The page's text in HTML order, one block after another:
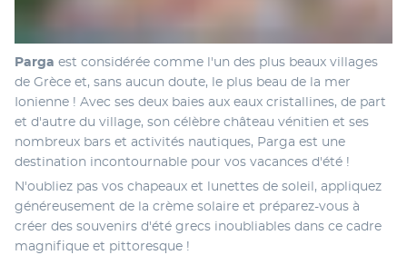
Parga est considérée comme l'un des plus beaux villages
de Grèce et, sans aucun doute, le plus beau de la mer
Ionienne ! Avec ses deux baies aux eaux cristallines, de part
et d'autre du village, son célèbre château vénitien et ses
nombreux bars et activités nautiques, Parga est une
destination incontournable pour vos vacances d'été !
N'oubliez pas vos chapeaux et lunettes de soleil, appliquez
généreusement de la crème solaire et préparez-vous à
créer des souvenirs d'été grecs inoubliables dans ce cadre
magnifique et pittoresque !